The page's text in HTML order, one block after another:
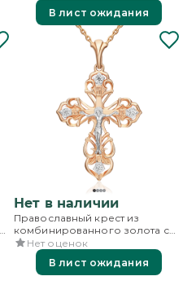
В лист ожидания
Нет в наличии
Православный крест из
комбинированного золота с
фианитами
Нет оценок
В лист ожидания